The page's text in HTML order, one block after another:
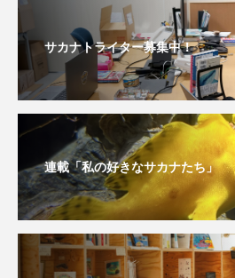
頭足類 食中毒
骨 高知県
魚食 鯛の鯛 鯨類
鳥羽水族館 鴨川シーワールド
サカナトライター募集中！
連載「私の好きなサカナたち」